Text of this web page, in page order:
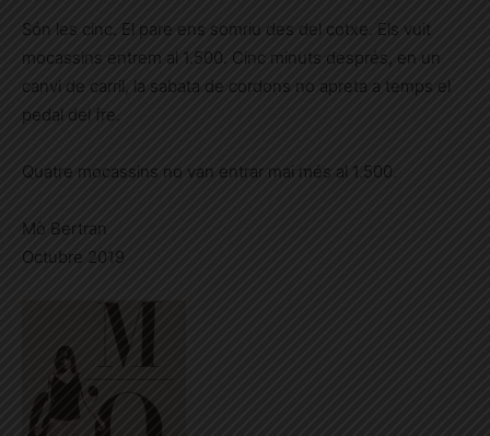
Són les cinc. El pare ens somriu des del cotxe. Els vuit
mocassins entrem al 1.500. Cinc minuts després, en un
canvi de carril, la sabata de cordons no apreta a temps el
pedal del fre.
Quatre mocassins no van entrar mai més al 1.500.
Mò Bertran
Octubre 2019